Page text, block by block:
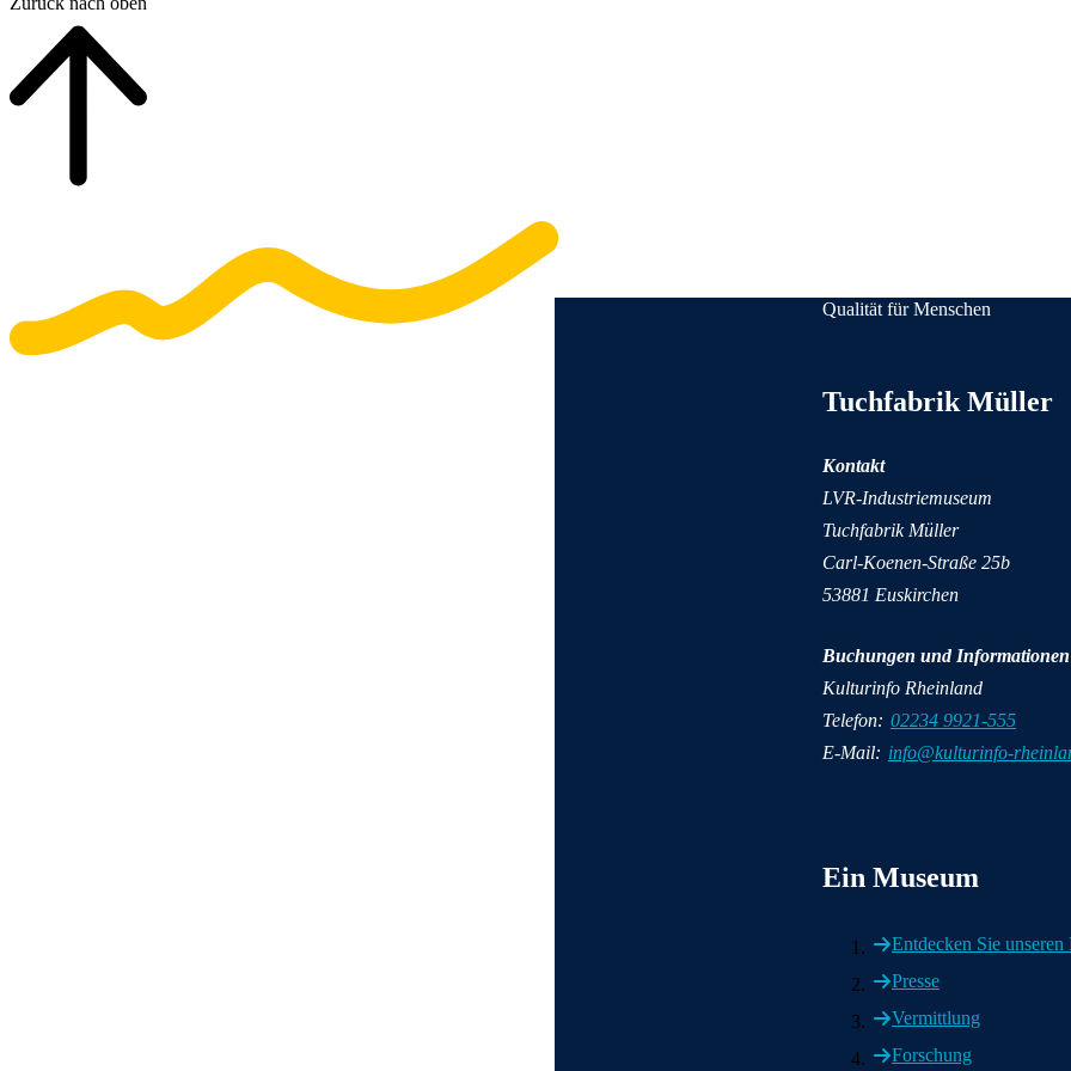
Qualität für Menschen
Tuchfabrik Müller
Kontakt
LVR-Industriemuseum
Tuchfabrik Müller
Carl-Koenen-Straße 25b
53881 Euskirchen
Buchungen und Informationen
Kulturinfo Rheinland
Telefon: 02234 9921-555
E-Mail: info@kulturinfo-
Ein Museum
Entdecken Sie
Presse
Vermittlung
Forschung